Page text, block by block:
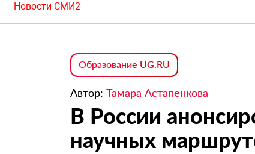
Новости СМИ2
Образование UG.RU
Автор: Тамара Астапенкова
В России
научных